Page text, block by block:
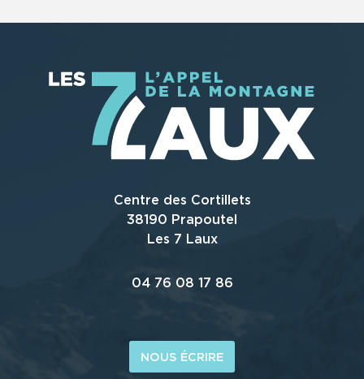
Centre des Cortillets
38190 Prapoutel
Les 7 Laux
04 76 08 17 86
NOUS ÉCRIRE